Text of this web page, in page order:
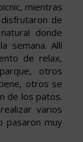
mientras
de
donde
semana. Allí
de relax,
otros
otros se
de los patos.
varios
pasaron muy